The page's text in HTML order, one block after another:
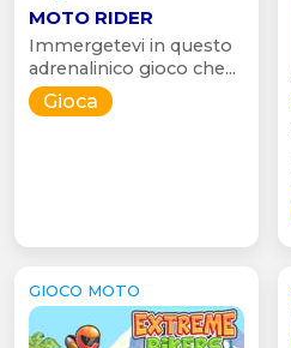
MOTO RIDER
Immergetevi in questo
adrenalinico gioco che...
Gioca
GIOCO MOTO